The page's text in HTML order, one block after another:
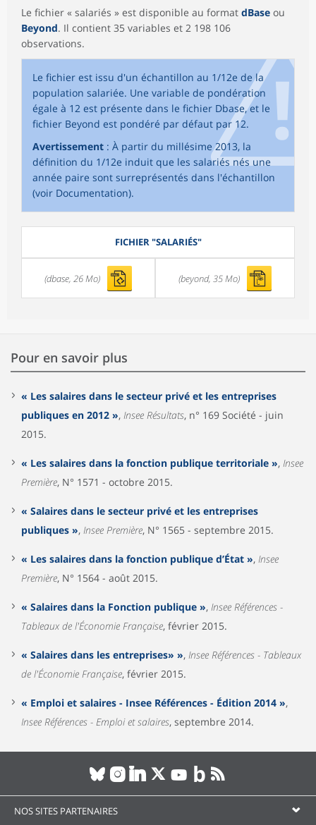
Le fichier « salariés » est disponible au format dBase ou
Beyond. Il contient 35 variables et 2 198 106
observations.
Le fichier est issu d'un échantillon au 1/12e de la
population salariée. Une variable de pondération
égale à 12 est présente dans le fichier Dbase, et le
fichier Beyond est pondéré par défaut par 12.
Avertissement : À partir du millésime 2013, la
définition du 1/12e induit que les salariés nés une
année paire sont surreprésentés dans l'échantillon
(voir Documentation).
FICHIER "SALARIÉS"
(dbase, 26 Mo) (beyond, 35 Mo)
Pour en savoir plus
« Les salaires dans le secteur privé et les entreprises
publiques en 2012 », Insee Résultats, n° 169 Société - juin
2015.
« Les salaires dans la fonction publique territoriale », Insee
Première, N° 1571 - octobre 2015.
« Salaires dans le secteur privé et les entreprises
publiques », Insee Première, N° 1565 - septembre 2015.
« Les salaires dans la fonction publique d’État », Insee
Première, N° 1564 - août 2015.
« Salaires dans la Fonction publique », Insee Références -
Tableaux de l'Économie Française, février 2015.
« Salaires dans les entreprises» », Insee Références - Tableaux
de l'Économie Française, février 2015.
« Emploi et salaires - Insee Références - Édition 2014 »,
Insee Références - Emploi et salaires, septembre 2014.
NOS SITES PARTENAIRES